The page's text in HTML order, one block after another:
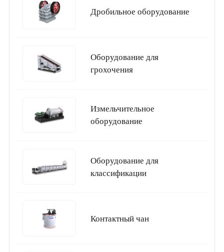
Дробильное оборудование
Оборудование для
грохочения
Измельчительное
оборудование
Оборудование для
классификации
Контактный чан